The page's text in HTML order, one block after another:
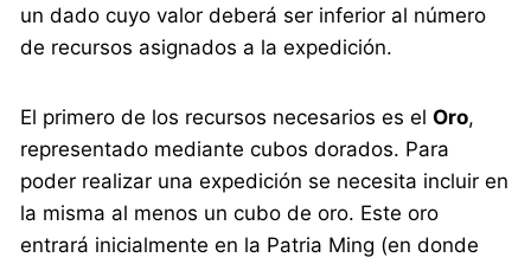
un dado cuyo valor deberá ser inferior al número
de recursos asignados a la expedición.
El primero de los recursos necesarios es elOro,
representado mediante cubos dorados. Para
poder realizar una expedición se necesita incluir en
la misma al menos un cubo de oro. Este oro
entrará inicialmente en la Patria Ming (en donde